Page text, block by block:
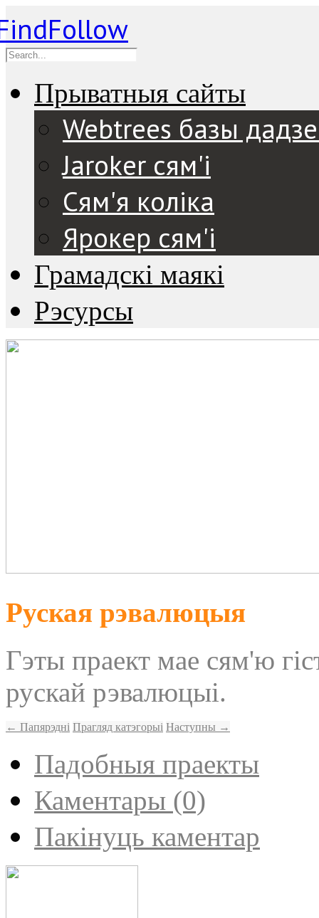
Прыватныя сайты
Webtrees базы
Jaroker сям'і
Сям'я коліка
Ярокер сям'і
Грамадскі маякі
Рэсурсы
Руская рэвалюцыя
Гэты праект мае сям'ю
рускай рэвалюцыі.
← Папярэдні Прагляд катэгорыі Наступны →
Падобныя праекты
Каментары (0)
Пакінуць каментар